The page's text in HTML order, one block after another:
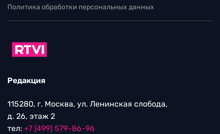
Политика обработки персональных данных
Редакция
115280, г. Москва, ул. Ленинская слобода,
д. 26, этаж 2
тел: +7 (499) 579-86-96